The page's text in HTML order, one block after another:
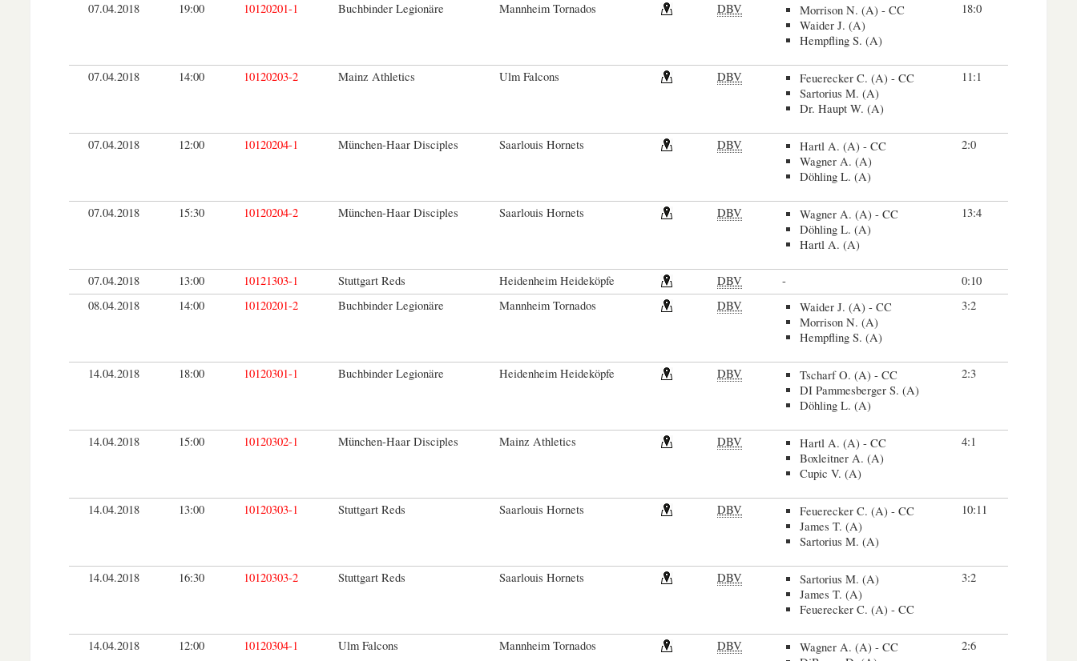
07.04.2018 19:00 10120201-1 Buchbinder Legionäre Mannheim Tornados DBV
Morrison N. (A) - CC
Waider J. (A)
Hempfling S. (A)
18:0
07.04.2018 14:00 10120203-2 Mainz Athletics Ulm Falcons DBV
Feuerecker C. (A) - CC
Sartorius M. (A)
Dr. Haupt W. (A)
11:1
07.04.2018 12:00 10120204-1 München-Haar Disciples Saarlouis Hornets DBV
Hartl A. (A) - CC
Wagner A. (A)
Döhling L. (A)
2:0
07.04.2018 15:30 10120204-2 München-Haar Disciples Saarlouis Hornets DBV
Wagner A. (A) - CC
Döhling L. (A)
Hartl A. (A)
13:4
07.04.2018 13:00 10121303-1 Stuttgart Reds Heidenheim Heideköpfe DBV -
0:10
08.04.2018
14:00 10120201-2 Buchbinder Legionäre Mannheim Tornados DBV
Waider J. (A) - CC
Morrison N. (A)
Hempfling S. (A)
3:2
14.04.2018 18:00 10120301-1 Buchbinder Legionäre Heidenheim Heideköpfe DBV
Tscharf O. (A) - CC
DI Pammesberger S. (A)
Döhling L. (A)
2:3
14.04.2018 15:00 10120302-1 München-Haar Disciples Mainz Athletics DBV
Hartl A. (A) - CC
Boxleitner A. (A)
Cupic V. (A)
4:1
14.04.2018 13:00 10120303-1 Stuttgart Reds Saarlouis Hornets DBV
Feuerecker C. (A) - CC
James T. (A)
Sartorius M. (A)
10:11
14.04.2018 16:30 10120303-2 Stuttgart Reds Saarlouis Hornets DBV
Sartorius M. (A)
James T. (A)
Feuerecker C. (A) - CC
3:2
14.04.2018 12:00 10120304-1 Ulm Falcons Mannheim Tornados DBV
Wagner A. (A) - CC
2:6